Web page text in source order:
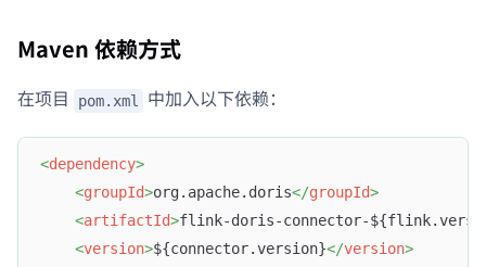
Maven 依赖方式
在项目 pom.xml 中加入以下依赖：
<dependency>
<groupId>org.apache.doris</groupId>
<artifactId>flink-doris-connector-
<version>${connector.version}</version>